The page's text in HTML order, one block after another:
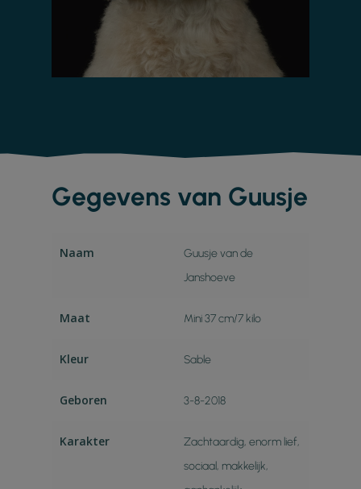
Gegevens van Guusje
Naam
Guusje van de
Janshoeve
Maat Mini 37 cm/7 kilo
Kleur Sable
Geboren 3-8-2018
Karakter
Zachtaardig, enorm lief,
sociaal, makkelijk,